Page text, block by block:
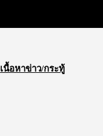
เนื้อหาข่าว/กระทู้